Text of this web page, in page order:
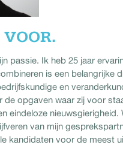
passie. Ik heb 25 jaar
is een
en
opgaven waar zij voor
eindeloze
van mijn
kandidaten voor de meest